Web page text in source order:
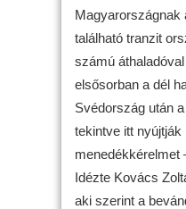
Magyarországnak
található tranzit
számú
elsősorban a dél
Svédország után
tekintve itt nyújtják
menedékkérelmet
Idézte Kovács
aki szerint a